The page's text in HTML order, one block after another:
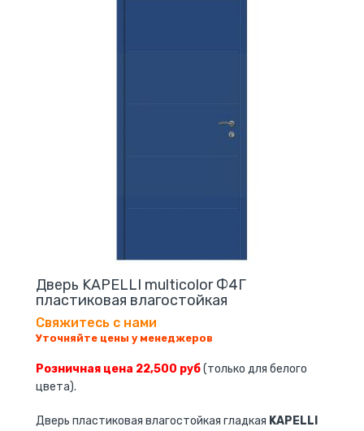
Дверь KAPELLI multicolor Ф4Г
пластиковая влагостойкая
Свяжитесь с нами
Уточняйте цены у менеджеров
Розничная цена 22,500 руб(только для белого
цвета).
Дверь пластиковая влагостойкая гладкая KAPELLI